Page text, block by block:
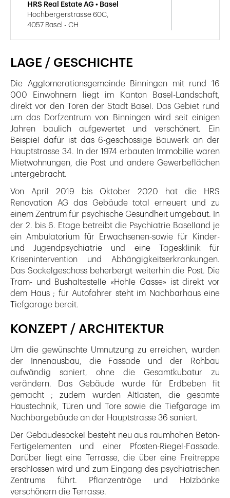
LAGE / GESCHICHTE
Die Agglomerationsgemeinde Binningen mit rund 16
000 Einwohnern liegt im Kanton Basel-Landschaft,
direkt vor den Toren der Stadt Basel. Das Gebiet rund
um das Dorfzentrum von Binningen wird seit einigen
Jahren baulich aufgewertet und verschönert. Ein
Beispiel dafür ist das 6-geschossige Bauwerk an der
Hauptstrasse 34. In der 1974 erbauten Immobilie waren
Mietwohnungen, die Post und andere Gewerbeflächen
untergebracht.
Von April 2019 bis Oktober 2020 hat die HRS
Renovation AG das Gebäude total erneuert und zu
einem Zentrum für psychische Gesundheit umgebaut. In
der 2. bis 6. Etage betreibt die Psychiatrie Baselland je
ein Ambulatorium für Erwachsenen-sowie für Kinder-
und Jugendpsychiatrie und eine Tagesklinik für
Krisenintervention und Abhängigkeitserkrankungen.
Das Sockelgeschoss beherbergt weiterhin die Post. Die
Tram- und Bushaltestelle «Hohle Gasse» ist direkt vor
dem Haus ; für Autofahrer steht im Nachbarhaus eine
Tiefgarage bereit.
KONZEPT / ARCHITEKTUR
Um die gewünschte Umnutzung zu erreichen, wurden
der Innenausbau, die Fassade und der Rohbau
aufwändig saniert, ohne die Gesamtkubatur zu
verändern. Das Gebäude wurde für Erdbeben fit
gemacht ; zudem wurden Altlasten, die gesamte
Haustechnik, Türen und Tore sowie die Tiefgarage im
Nachbargebäude an der Hauptstrasse 36 saniert.
Der Gebäudesockel besteht neu aus raumhohen Beton-
Fertigelementen und einer Pfosten-Riegel-Fassade.
Darüber liegt eine Terrasse, die über eine Freitreppe
erschlossen wird und zum Eingang des psychiatrischen
Zentrums führt. Pflanzentröge und Holzbänke
verschönern die Terrasse.
HRS Real Estate AG • Basel
Hochbergerstrasse 60C,
4057 Basel - CH